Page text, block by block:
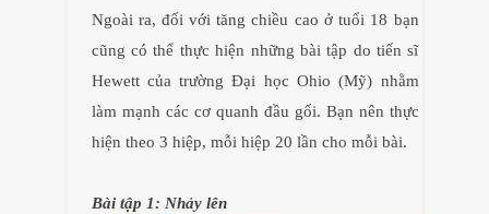
Ngoài ra, đối với tăng chiều cao ở tuổi 18 bạn
cũng có thể thực hiện những bài tập do tiến sĩ
Hewett của trường Đại học Ohio (Mỹ) nhằm
làm mạnh các cơ quanh đầu gối. Bạn nên thực
hiện theo 3 hiệp, mỗi hiệp 20 lần cho mỗi bài.
Bài tập 1: Nhảy lên